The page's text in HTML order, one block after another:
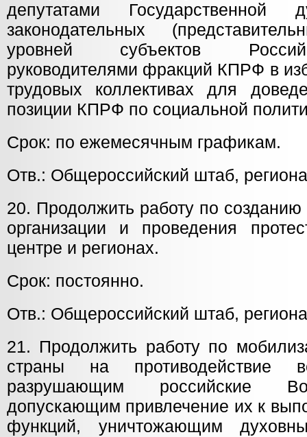
депутатами
законодательных
уровней субъектов
руководителями фракций КПРФ в
трудовых коллективах для
позиции КПРФ по социальной
Срок: по ежемесячным графикам.
Отв.: Общероссийский штаб,
20. Продолжить работу по созданию
организации и проведения
центре и регионах.
Срок: постоянно.
Отв.: Общероссийский штаб,
21. Продолжить работу по
страны на противодействие
разрушающим российские
допускающим привлечение их к
функций, уничтожающим